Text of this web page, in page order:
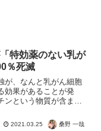
特効薬のない乳が
％死滅
が、なんと乳がん細胞
効果があることが発
ンという物質が含まれ
作用があるんですっ
2021.03.25 桑野 一哉